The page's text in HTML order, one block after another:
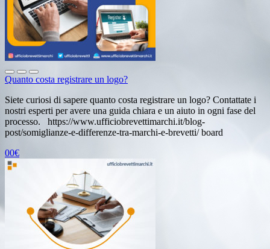
Quanto costa registrare un logo?
Siete curiosi di sapere quanto costa registrare un logo? Contattate i
nostri esperti per avere una guida chiara e un aiuto in ogni fase del
processo. https://www.ufficiobrevettimarchi.it/blog-
post/somiglianze-e-differenze-tra-marchi-e-brevetti/ board
00€